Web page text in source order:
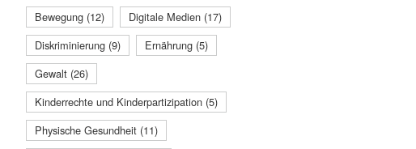
Bewegung (12)
Digitale Medien (17)
Diskriminierung (9)
Ernährung (5)
Gewalt (26)
Kinderrechte und Kinderpartizipation (5)
Physische Gesundheit (11)